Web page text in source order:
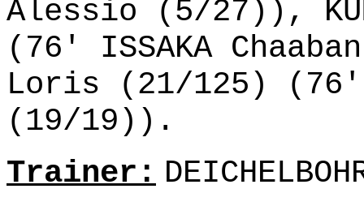
Alessio (5/27)),
(76' ISSAKA
Loris (21/125) (76'
(19/19)).
Trainer: